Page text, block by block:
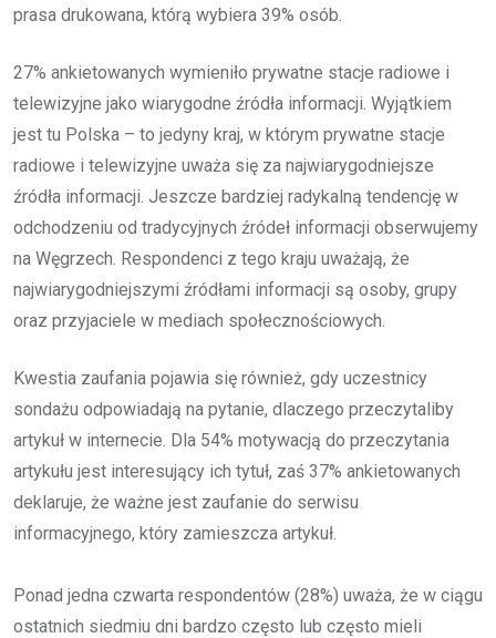
prasa drukowana, którą wybiera 39% osób.
27% ankietowanych wymieniło prywatne stacje radiowe i
telewizyjne jako wiarygodne źródła informacji. Wyjątkiem
jest tu Polska – to jedyny kraj, w którym prywatne stacje
radiowe i telewizyjne uważa się za najwiarygodniejsze
źródła informacji. Jeszcze bardziej radykalną tendencję w
odchodzeniu od tradycyjnych źródeł informacji obserwujemy
na Węgrzech. Respondenci z tego kraju uważają, że
najwiarygodniejszymi źródłami informacji są osoby, grupy
oraz przyjaciele w mediach społecznościowych.
Kwestia zaufania pojawia się również, gdy uczestnicy
sondażu odpowiadają na pytanie, dlaczego przeczytaliby
artykuł w internecie. Dla 54% motywacją do przeczytania
artykułu jest interesujący ich tytuł, zaś 37% ankietowanych
deklaruje, że ważne jest zaufanie do serwisu
informacyjnego, który zamieszcza artykuł.
Ponad jedna czwarta respondentów (28%) uważa, że w ciągu
ostatnich siedmiu dni bardzo często lub często mieli